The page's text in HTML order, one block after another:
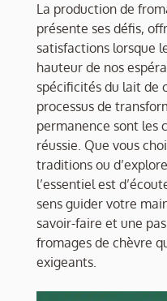
La production de
présente ses défis,
satisfactions lorsque
hauteur de nos
spécificités du lait de
processus de
permanence sont les
réussie. Que vous
traditions ou
l’essentiel est
sens guider votre
savoir-faire et une
fromages de chèvre
exigeants.